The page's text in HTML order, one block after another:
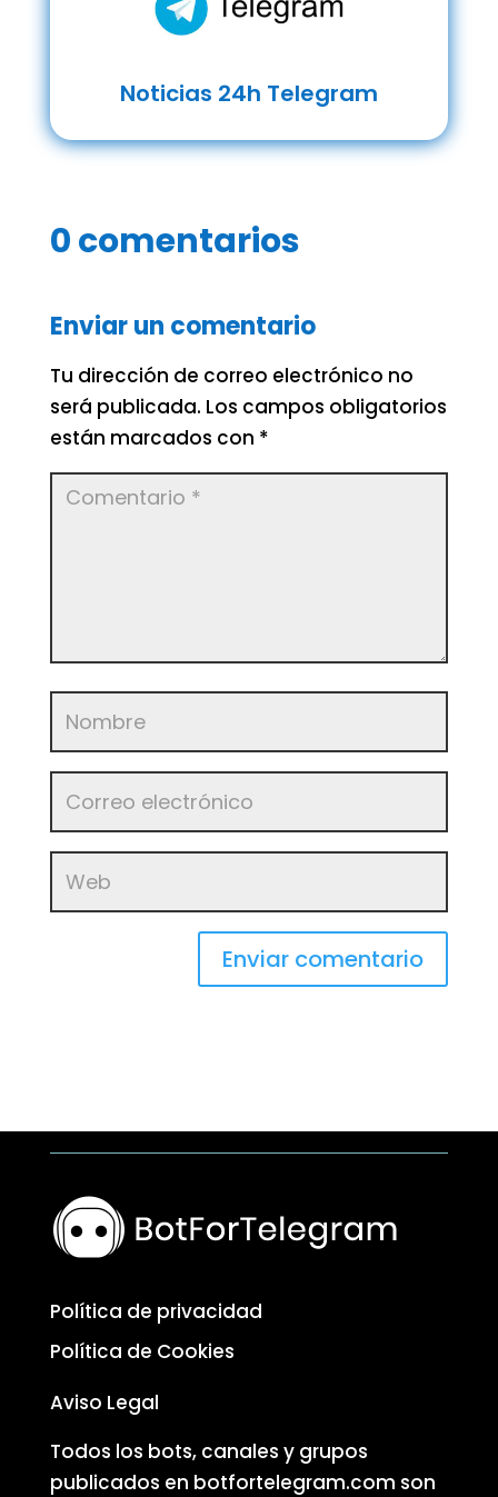
Noticias 24h Telegram
0 comentarios
Enviar un comentario
Tu dirección de correo electrónico no
será publicada. Los campos obligatorios
están marcados con *
Enviar comentario
Política de privacidad
Política de Cookies
Aviso Legal
Todos los bots, canales y grupos
publicados en botfortelegram.com son